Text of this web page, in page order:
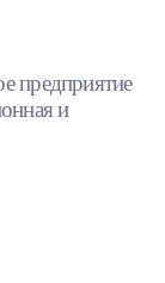
предприятие
и